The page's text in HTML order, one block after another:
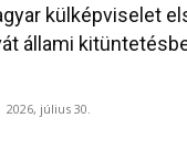
külképviselet
állami
2026, július 30.